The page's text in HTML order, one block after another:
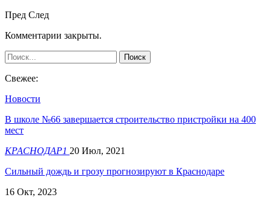
Пред След
Комментарии закрыты.
Свежее:
Новости
В школе №66 завершается строительство пристройки на 400
мест
КРАСНОДАР1 20 Июл, 2021
​Сильный дождь и грозу прогнозируют в Краснодаре
16 Окт, 2023